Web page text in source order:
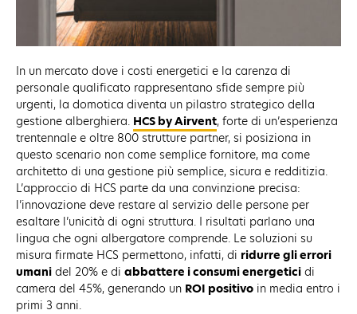
In un mercato dove i costi energetici e la carenza di
personale qualificato rappresentano sfide sempre più
urgenti, la domotica diventa un pilastro strategico della
gestione alberghiera. HCS by Airvent, forte di un’esperienza
trentennale e oltre 800 strutture partner, si posiziona in
questo scenario non come semplice fornitore, ma come
architetto di una gestione più semplice, sicura e redditizia.
L’approccio di HCS parte da una convinzione precisa:
l’innovazione deve restare al servizio delle persone per
esaltare l’unicità di ogni struttura. I risultati parlano una
lingua che ogni albergatore comprende. Le soluzioni su
misura firmate HCS permettono, infatti, di ridurre gli errori
umani del 20% e di abbattere i consumi energetici di
camera del 45%, generando un ROI positivo in media entro i
primi 3 anni.